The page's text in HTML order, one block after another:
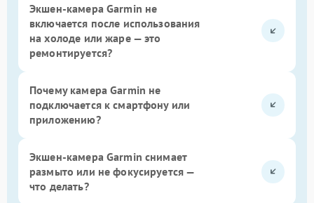
Экшен-камера Garmin не
включается после использования
на холоде или жаре — это
ремонтируется?
Почему камера Garmin не
подключается к смартфону или
приложению?
Экшен-камера Garmin снимает
размыто или не фокусируется —
что делать?